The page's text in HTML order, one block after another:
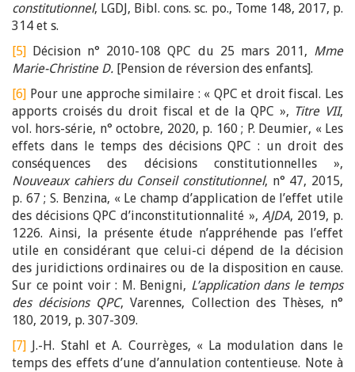
constitutionnel, LGDJ, Bibl. cons. sc. po., Tome 148, 2017, p.
314 et s.
[5] Décision n° 2010-108 QPC du 25 mars 2011, Mme
Marie-Christine D. [Pension de réversion des enfants].
[6] Pour une approche similaire : « QPC et droit fiscal. Les
apports croisés du droit fiscal et de la QPC », Titre VII,
vol. hors-série, n° octobre, 2020, p. 160 ; P. Deumier, « Les
effets dans le temps des décisions QPC : un droit des
conséquences des décisions constitutionnelles »,
Nouveaux cahiers du Conseil constitutionnel, n° 47, 2015,
p. 67 ; S. Benzina, « Le champ d’application de l’effet utile
des décisions QPC d’inconstitutionnalité », AJDA, 2019, p.
1226. Ainsi, la présente étude n’appréhende pas l’effet
utile en considérant que celui-ci dépend de la décision
des juridictions ordinaires ou de la disposition en cause.
Sur ce point voir : M. Benigni, L’application dans le temps
des décisions QPC, Varennes, Collection des Thèses, n°
180, 2019, p. 307-309.
[7] J.-H. Stahl et A. Courrèges, « La modulation dans le
temps des effets d’une d’annulation contentieuse. Note à